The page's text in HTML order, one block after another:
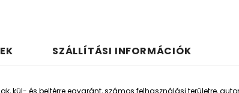
SZÁLLÍTÁSI INFORMÁCIÓK
kül- és beltérre egyaránt, számos felhasználási területre,